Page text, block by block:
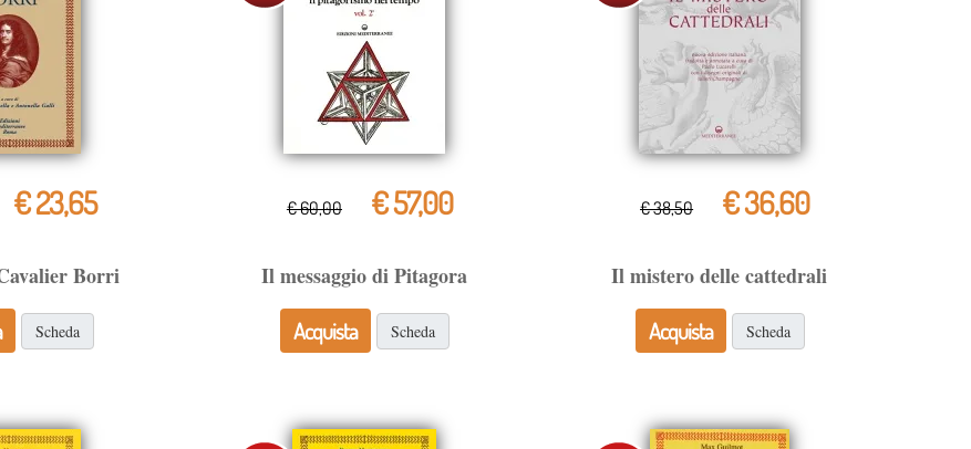
€ 23,65
Borri
Scheda
€ 60,00 € 57,00
Il messaggio di Pitagora
Acquista
Scheda
€ 38,50 € 36,60
Il mistero delle cattedrali
Acquista
Scheda